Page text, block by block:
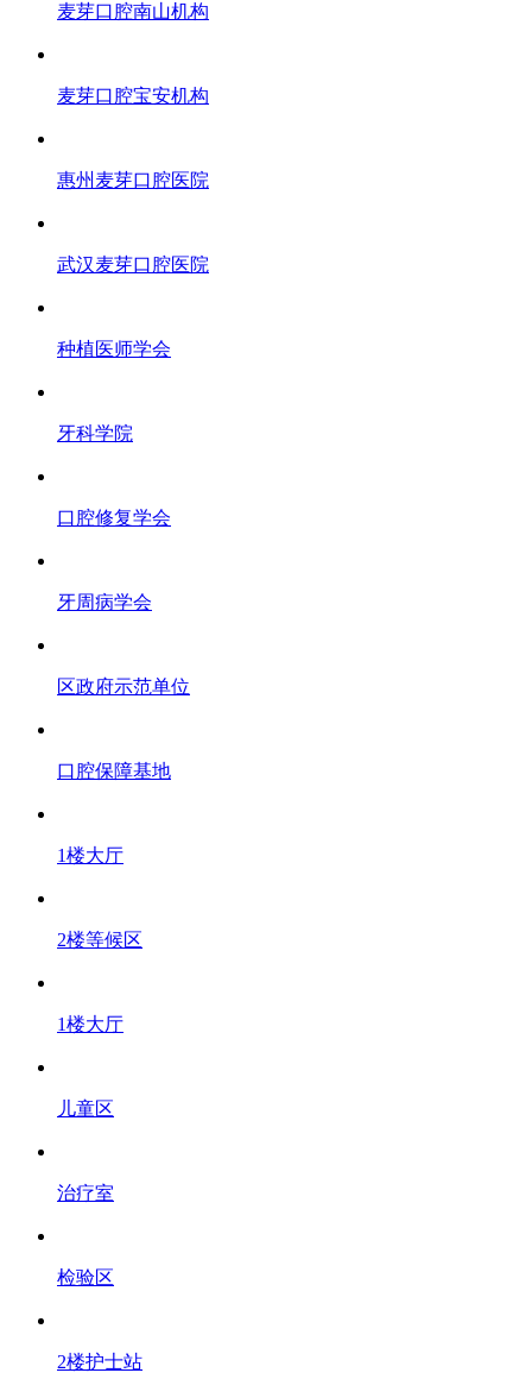
麦芽口腔南山机构
麦芽口腔宝安机构
惠州麦芽口腔医院
武汉麦芽口腔医院
种植医师学会
牙科学院
口腔修复学会
牙周病学会
区政府示范单位
口腔保障基地
1楼大厅
2楼等候区
1楼大厅
儿童区
治疗室
检验区
2楼护士站